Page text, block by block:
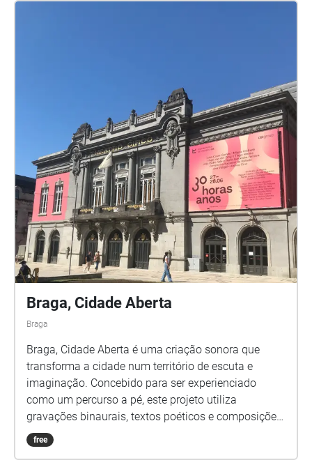
Braga, Cidade Aberta
Braga
Braga, Cidade Aberta é uma criação sonora que
transforma a cidade num território de escuta e
imaginação. Concebido para ser experienciado
como um percurso a pé, este projeto utiliza
gravações binaurais, textos poéticos e composições
sonoras construídas a partir da própria matéria do
espaço urbano. Ao caminhar, o participante entra
free